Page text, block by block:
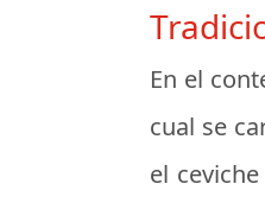
En el
cual se
el ceviche